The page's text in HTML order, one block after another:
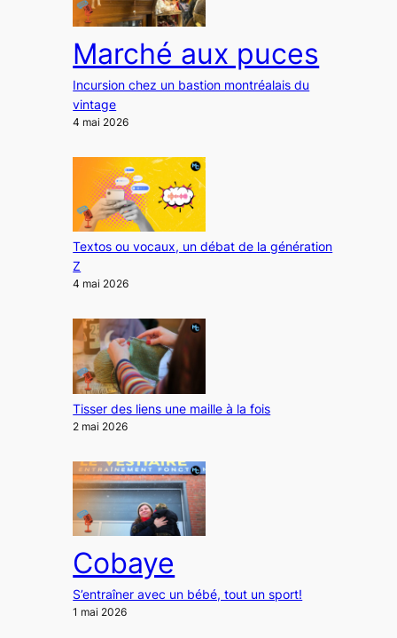
Marché aux puces
Incursion chez un bastion montréalais du
vintage
4 mai 2026
Textos ou vocaux, un débat de la génération
Z
4 mai 2026
Tisser des liens une maille à la fois
2 mai 2026
Cobaye
S’entraîner avec un bébé, tout un sport!
1 mai 2026